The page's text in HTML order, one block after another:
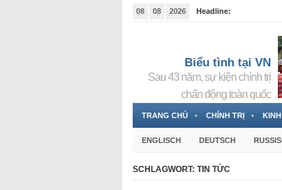
08 08 2026
Headline:
Biểu tình tại VN
Sau 43 năm, sự kiện chính trị
chấn động toàn quốc
TRANG CHỦ CHÍNH TRỊ
ENGLISCH DEUTSCH
SCHLAGWORT: TIN TỨC